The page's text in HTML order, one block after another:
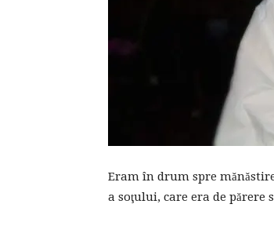
Eram în drum spre
a soţului, care era de părere